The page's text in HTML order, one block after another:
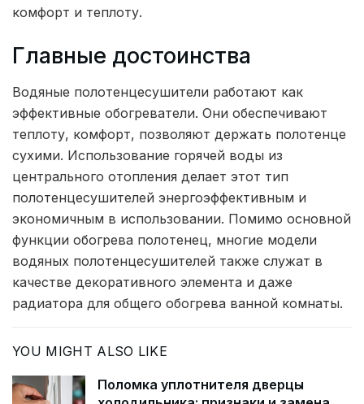
комфорт и теплоту.
Главные достоинства
Водяные полотенцесушители работают как
эффективные обогреватели. Они обеспечивают
теплоту, комфорт, позволяют держать полотенце
сухими. Использование горячей воды из
центрального отопления делает этот тип
полотенцесушителей энергоэффективным и
экономичным в использовании. Помимо основной
функции обогрева полотенец, многие модели
водяных полотенцесушителей также служат в
качестве декоративного элемента и даже
радиатора для общего обогрева ванной комнаты.
YOU MIGHT ALSO LIKE
Поломка уплотнителя дверцы